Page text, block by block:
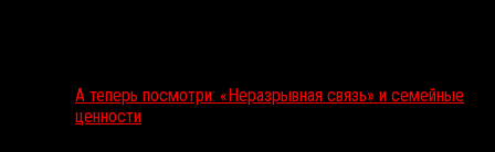
А теперь посмотри: «Неразрывная связь» и семейные
ценности